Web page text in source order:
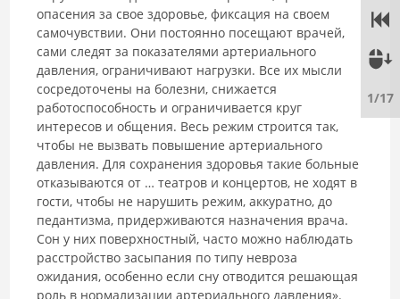
опасения за свое здоровье, фиксация на своем
самочувствии. Они постоянно посещают врачей,
сами следят за показателями артериального
давления, ограничивают нагрузки. Все их мысли
сосредоточены на болезни, снижается
работоспособность и ограничивается круг
интересов и общения. Весь режим строится так,
чтобы не вызвать повышение артериального
давления. Для сохранения здоровья такие больные
отказываются от … театров и концертов, не ходят в
гости, чтобы не нарушить режим, аккуратно, до
педантизма, придерживаются назначения врача.
Сон у них поверхностный, часто можно наблюдать
расстройство засыпания по типу невроза
ожидания, особенно если сну отводится решающая
роль в нормализации артериального давления».
1/17